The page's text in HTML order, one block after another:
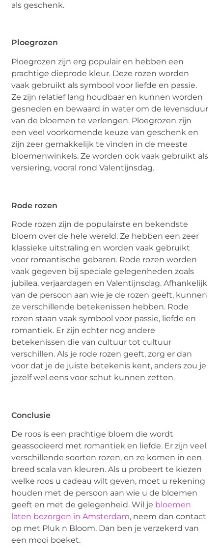
als geschenk.
Ploegrozen
Ploegrozen zijn erg populair en hebben een
prachtige dieprode kleur. Deze rozen worden
vaak gebruikt als symbool voor liefde en passie.
Ze zijn relatief lang houdbaar en kunnen worden
gesneden en bewaard in water om de levensduur
van de bloemen te verlengen. Ploegrozen zijn
een veel voorkomende keuze van geschenk en
zijn zeer gemakkelijk te vinden in de meeste
bloemenwinkels. Ze worden ook vaak gebruikt als
versiering, vooral rond Valentijnsdag.
Rode rozen
Rode rozen zijn de populairste en bekendste
bloem over de hele wereld. Ze hebben een zeer
klassieke uitstraling en worden vaak gebruikt
voor romantische gebaren. Rode rozen worden
vaak gegeven bij speciale gelegenheden zoals
jubilea, verjaardagen en Valentijnsdag. Afhankelijk
van de persoon aan wie je de rozen geeft, kunnen
ze verschillende betekenissen hebben. Rode
rozen staan vaak symbool voor passie, liefde en
romantiek. Er zijn echter nog andere
betekenissen die van cultuur tot cultuur
verschillen. Als je rode rozen geeft, zorg er dan
voor dat je de juiste betekenis kent, anders zou je
jezelf wel eens voor schut kunnen zetten.
Conclusie
De roos is een prachtige bloem die wordt
geassocieerd met romantiek en liefde. Er zijn veel
verschillende soorten rozen, en ze komen in een
breed scala van kleuren. Als u probeert te kiezen
welke roos u cadeau wilt geven, moet u rekening
houden met de persoon aan wie u de bloemen
geeft en met de gelegenheid. Wil je bloemen
laten bezorgen in Amsterdam, neem dan contact
op met Pluk n Bloom. Dan ben je verzekerd van
een mooi boeket.